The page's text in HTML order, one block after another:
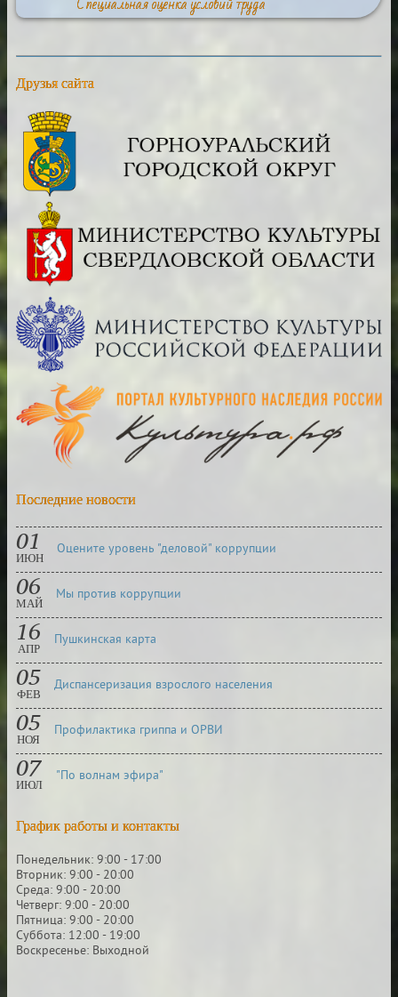
Друзья сайта
Последние новости
01
ИЮН Оцените уровень "деловой" коррупции
06
МАЙ Мы против коррупции
16
АПР Пушкинская карта
05
ФЕВ Диспансеризация взрослого населения
05
НОЯ Профилактика гриппа и ОРВИ
07
ИЮЛ "По волнам эфира"
График работы и контакты
Понедельник: 9:00 - 17:00
Вторник: 9:00 - 20:00
Среда: 9:00 - 20:00
Четверг: 9:00 - 20:00
Пятница: 9:00 - 20:00
Суббота: 12:00 - 19:00
Воскресенье: Выходной